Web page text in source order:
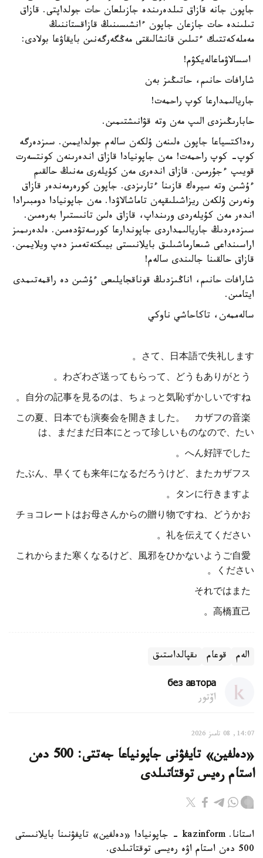
جاپون جانە قازاق تىلدەرىندە جازىلعان حات جولداپتى. قازاق
تىلىندە حات جازعان جاپون ءانشىسىنىڭ قازاقستاننىڭ
مەملەكەتتىك ءتىلىن قانشالىقتى مەڭگەرگەنىن بايقاۋعا بولادى:
اسسالاۋماعالەيكۋم!
شارافات حانىم، حاتىڭىز بەن
جاريالىمدارعا كوپ راحمەت!
حابارىڭىزدى الىپ مەن وتە قۋانىشتىمىن.
رەداكتسياعا جاپون ەلىنەن ۇلكەن سالەم جولدايمىن. سىزدەرگە
كوپ- كوپ راحمەت! مەن جاپونيادا قازاق اندەرىنەن كونتسەرت
قويىپ ءجۇرمىن. قازاق اندەرى مەن كۇيلەرى مەنىڭ حالقىم
ءۇشىن وتە سيرەك قازىنا ءتارىزدى. جاپون كورەرمەندەر قازاق
ونەرىن ۇلكەن ريزاشىلىقپەن تاماشالاۋدا. مەن جاپونيادا دومبىرادا
اندەر مەن كۇيلەردى ورىنداپ، قازاق ەلىن تانىستىرا بەرەمىن.
سىزدەردىڭ جاريالىمداردى جاپوندارعا كورسەتۋدەمىن. ەلدەرىمىز
اراسىنداعى شىعارماشىلىق بايلانىستى بيىكتەتەمىز دەپ ويلايمىن.
قازاق حالقىنا جالىندى سالەم!
شارافات حانىم، اناڭىزدىڭ قوناقجايلىعى ءۇشىن دە راقمەتىمدى
ايتامىن.
سالەممەن، تاكاحاشي ناوكي
さて、日本語で失礼します。
この夏、日本でも演奏会を開きました。 カザフの音楽
は、まだまだ日本にとって珍しいものなので、たい
これからまた寒くなるけど、風邪をひかないようご自愛
ください。
الەم قوعام ىقپالداستىق
без автора
اۆتور
14:07, 08 تامىز 2026
«دەلفين» تايفۋنى جاپونياعا جەتتى: 500 دەن
استام رەيس توقتاتىلدى
استانا. kazinform - جاپونيادا «دەلفين» تايفۋنىنا بايلانىستى
500 دەن استام اۋە رەيسى توقتاتىلدى.